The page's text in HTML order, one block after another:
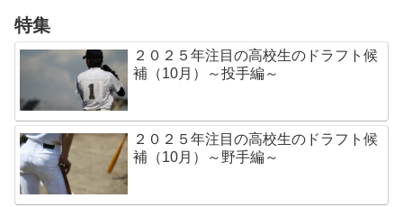
特集
２０２５年注目の高校生のドラフト候
補（10月）～投手編～
２０２５年注目の高校生のドラフト候
補（10月）～野手編～